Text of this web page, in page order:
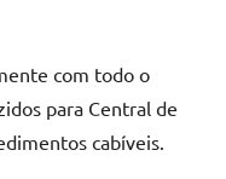
com todo o
para Central de
cabíveis.